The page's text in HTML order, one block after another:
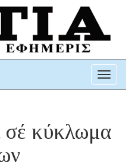
Toggle
σέ κύκλωμα